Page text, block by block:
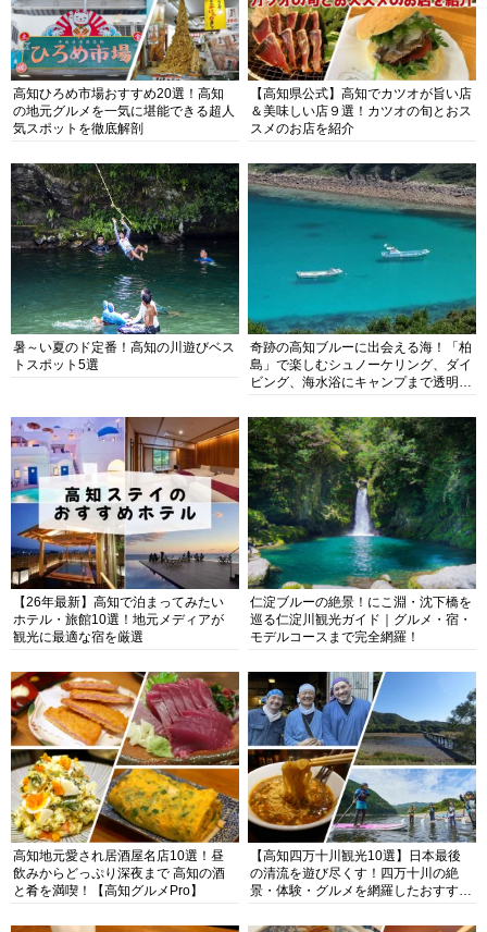
高知ひろめ市場おすすめ20選！高知
の地元グルメを一気に堪能できる超人
気スポットを徹底解剖
【高知県公式】高知でカツオが旨い店
＆美味しい店９選！カツオの旬とおス
スメのお店を紹介
暑～い夏のド定番！高知の川遊びベス
トスポット5選
奇跡の高知ブルーに出会える海！「柏
島」で楽しむシュノーケリング、ダイ
ビング、海水浴にキャンプまで透明度
【26年最新】高知で泊まってみたい
ホテル・旅館10選！地元メディアが
観光に最適な宿を厳選
仁淀ブルーの絶景！にこ淵・沈下橋を
巡る仁淀川観光ガイド｜グルメ・宿・
モデルコースまで完全網羅！
高知地元愛され居酒屋名店10選！昼
飲みからどっぷり深夜まで 高知の酒
と肴を満喫！【高知グルメPro】
【高知四万十川観光10選】日本最後
の清流を遊び尽くす！四万十川の絶
景・体験・グルメを網羅したおすすめ